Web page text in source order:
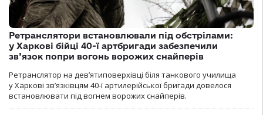
Ретранслятори встановлювали під обстрілами:
у Харкові бійці 40-ї артбригади забезпечили
зв’язок попри вогонь ворожих снайперів
Ретранслятор на дев’ятиповерхівці біля танкового училища
у Харкові зв’язківцям 40-ї артилерійської бригади довелося
встановлювати під вогнем ворожих снайперів.